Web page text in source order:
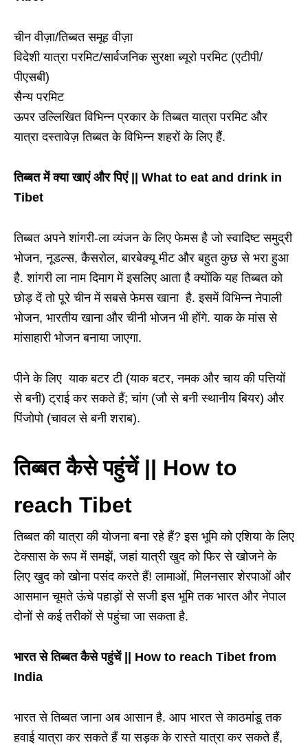
चीन वीज़ा/तिब्बत समूह वीज़ा
विदेशी यात्रा परमिट/सार्वजनिक सुरक्षा ब्यूरो परमिट (एटीपी/
पीएसबी)
सैन्य परमिट
ऊपर उल्लिखित विभिन्न प्रकार के तिब्बत यात्रा परमिट और
यात्रा दस्तावेज़ तिब्बत के विभिन्न शहरों के लिए हैं.
तिब्बत में क्या खाएं और पिएं || What to eat and drink in
Tibet
तिब्बत अपने शांगरी-ला व्यंजन के लिए फेमस है जो स्वादिष्ट समुद्री
भोजन, नूडल्स, कैसरोल, बारबेक्यू मीट और बहुत कुछ से भरा हुआ
है. शांगरी ला नाम दिमाग में इसलिए आता है क्योंकि यह तिब्बत को
छोड़ दें तो पूरे चीन में सबसे फेमस खाना है. इसमें विभिन्न नेपाली
भोजन, भारतीय खाना और चीनी भोजन भी होंगे. याक के मांस से
मांसाहारी भोजन बनाया जाएगा.
पीने के लिए याक बटर टी (याक बटर, नमक और चाय की पत्तियों
से बनी) ट्राई कर सकते हैं; चांग (जौ से बनी स्थानीय बियर) और
पिंजोपो (चावल से बनी शराब).
तिब्बत कैसे पहुंचें || How to
reach Tibet
तिब्बत की यात्रा की योजना बना रहे हैं? इस भूमि को एशिया के लिए
टेक्सास के रूप में समझें, जहां यात्री खुद को फिर से खोजने के
लिए खुद को खोना पसंद करते हैं! लामाओं, मिलनसार शेरपाओं और
आसमान चूमते ऊंचे पहाड़ों से सजी इस भूमि तक भारत और नेपाल
दोनों से कई तरीकों से पहुंचा जा सकता है.
भारत से तिब्बत कैसे पहुंचें || How to reach Tibet from
India
भारत से तिब्बत जाना अब आसान है. आप भारत से काठमांडू तक
हवाई यात्रा कर सकते हैं या सड़क के रास्ते यात्रा कर सकते हैं,